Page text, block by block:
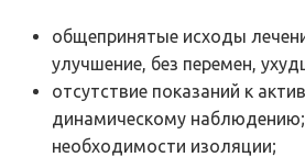
общепринятые исходы
улучшение, без перемен,
отсутствие показаний к
динамическому наблюдению;
необходимости изоляции;